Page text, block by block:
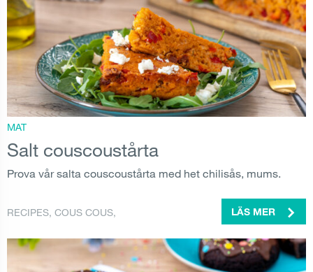
MAT
Salt couscoustårta
Prova vår salta couscoustårta med het chilisås, mums.
RECIPES, COUS COUS, LÄS MER